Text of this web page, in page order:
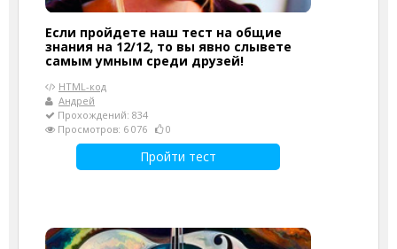
Если пройдете наш тест на общие
знания на 12/12, то вы явно слывете
самым умным среди друзей!
HTML-код
Андрей
Прохождений: 834
Просмотров: 6 076
0
Пройти тест